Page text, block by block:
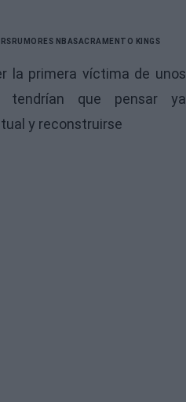
RUMORES NBASACRAMENTO KINGS
la primera víctima de unos
tendrían que pensar ya
y reconstruirse